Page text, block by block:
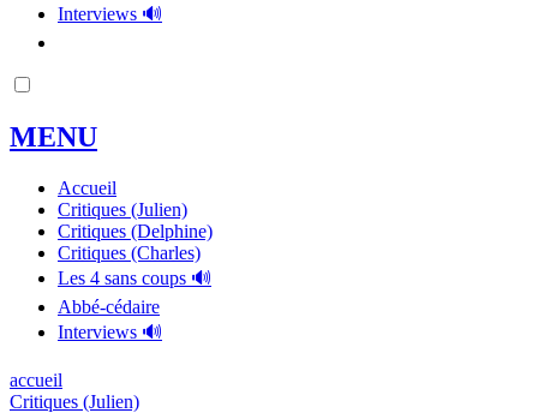
Interviews 🔊
MENU
Accueil
Critiques (Julien)
Critiques (Delphine)
Critiques (Charles)
Les 4 sans coups 🔊
Abbé-cédaire
Interviews 🔊
accueil
Critiques (Julien)